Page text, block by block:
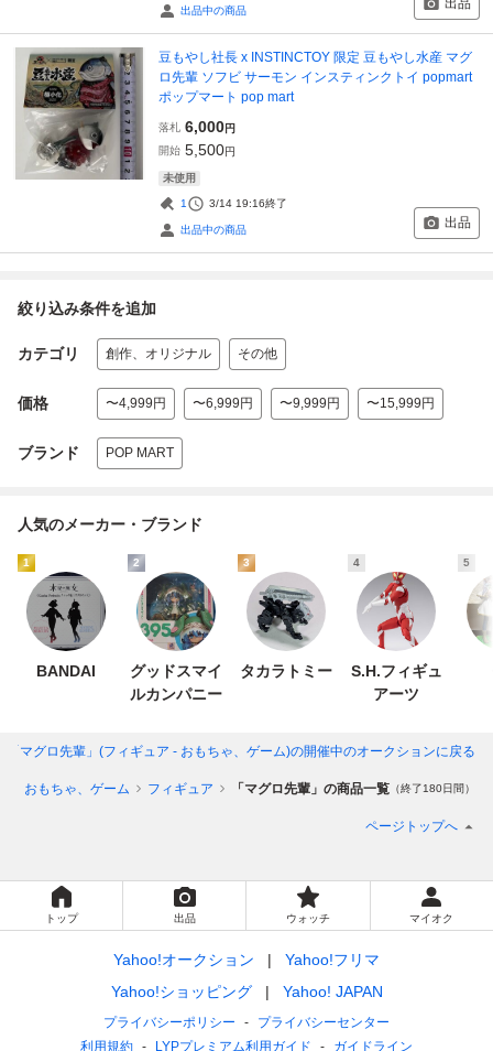
出品中の商品 出品
豆もやし社長 x INSTINCTOY 限定 豆もやし水産 マグ
ロ先輩 ソフビ サーモン インスティンクトイ popmart
ポップマート pop mart
落札 6,000円
開始 5,500円
未使用
1 3/14 19:16終了
出品中の商品 出品
絞り込み条件を追加
カテゴリ 創作、オリジナル その他
価格 〜4,999円 〜6,999円 〜9,999円 〜15,999円
ブランド POP MART
人気のメーカー・ブランド
1
BANDAI
2
グッドスマイ
ルカンパニー
3
タカラトミー
4
S.H.フィギュ
アーツ
5
「マグロ先輩」(フィギュア - おもちゃ、ゲーム)の開催中のオークションに戻る
おもちゃ、ゲーム フィギュア 「マグロ先輩」の商品一覧 （終了180日間）
ページトップへ
トップ 出品 ウォッチ マイオク
Yahoo!オークション
Yahoo!フリマ
Yahoo!ショッピング
Yahoo! JAPAN
プライバシーポリシー
プライバシーセンター
利用規約
LYPプレミアム利用ガイド ガイドライン